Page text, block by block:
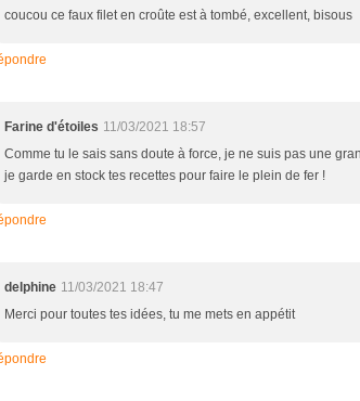
coucou ce faux filet en croûte est à tombé, excellent, bisous
Farine d'étoiles 11/03/2021 18:57
Comme tu le sais sans doute à force, je ne suis pas une
je garde en stock tes recettes pour faire le plein de fer !
delphine 11/03/2021 18:47
Merci pour toutes tes idées, tu me mets en appétit